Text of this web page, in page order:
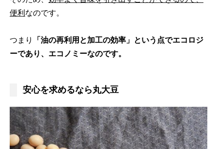
便利なのです。
つまり
「油の再利用と加工の効率」という点でエコロジ
ーであり、エコノミーなのです。
安心を求めるなら丸大豆